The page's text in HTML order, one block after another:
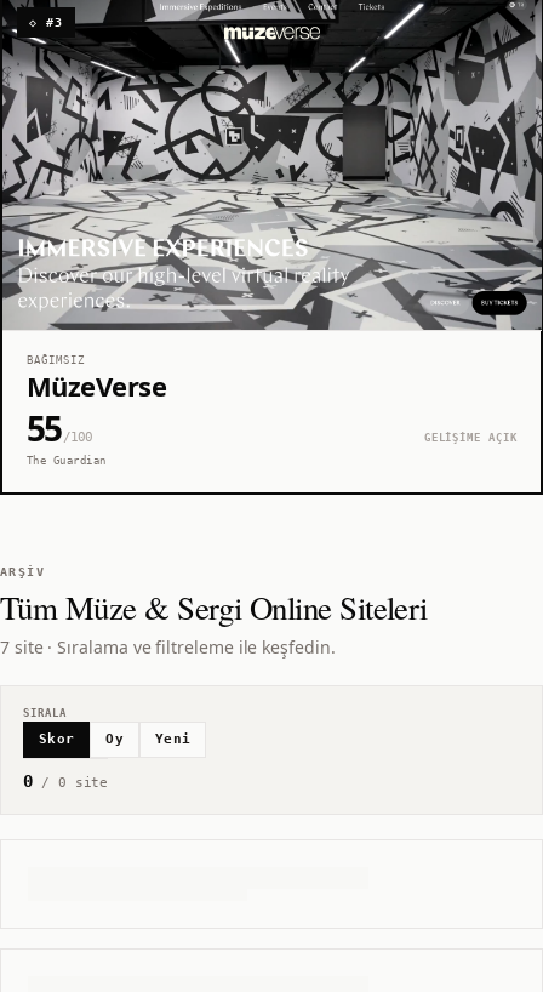
◇ #3
BAĞIMSIZ
MüzeVerse
55/100
GELİŞİME AÇIK
The Guardian
ARŞIV
TümMüze & Sergi OnlineSiteleri
7 site · Sıralama ve filtreleme ile keşfedin.
SIRALA
Skor Oy Yeni
0/ 0 site